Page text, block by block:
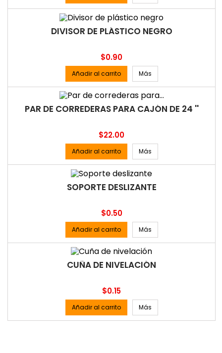
DIVISOR DE PLÁSTICO NEGRO
Precio
$0.90
Añadir al carrito Más
PAR DE CORREDERAS PARA CAJÓN DE 24 ''
Precio
$22.00
Añadir al carrito Más
SOPORTE DESLIZANTE
Precio
$0.50
Añadir al carrito Más
CUÑA DE NIVELACIÓN
Precio
$0.15
Añadir al carrito Más